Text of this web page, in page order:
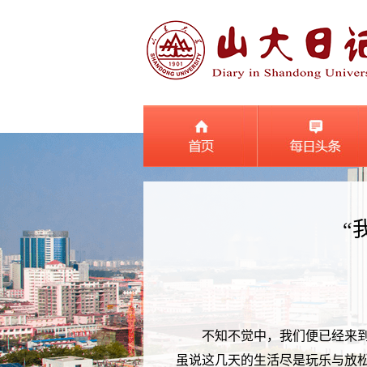
“
不知不觉中，我们便已经来
虽说这几天的生活尽是玩乐与放